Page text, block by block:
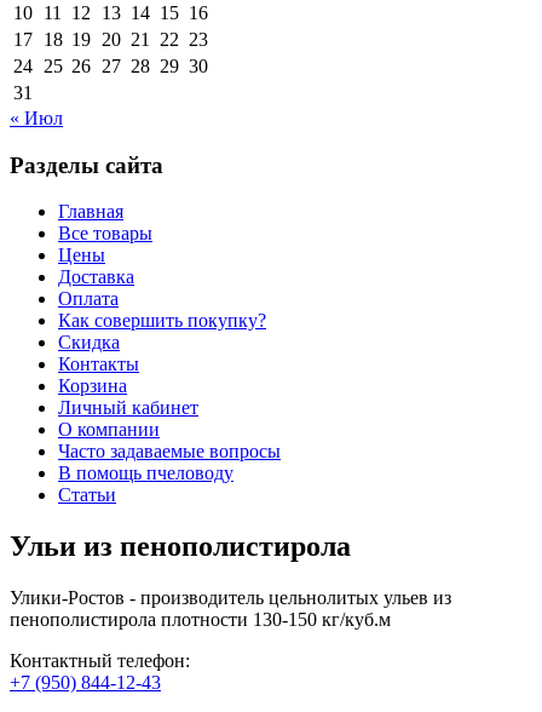
10 11 12 13 14 15 16
17 18 19 20 21 22 23
24 25 26 27 28 29 30
31
« Июл
Разделы сайта
Главная
Все товары
Цены
Доставка
Оплата
Как совершить покупку?
Скидка
Контакты
Корзина
Личный кабинет
О компании
Часто задаваемые вопросы
В помощь пчеловоду
Статьи
Ульи из пенополистирола
Улики-Ростов - производитель цельнолитых ульев из
пенополистирола плотности 130-150 кг/куб.м
Контактный телефон:
+7 (950) 844-12-43